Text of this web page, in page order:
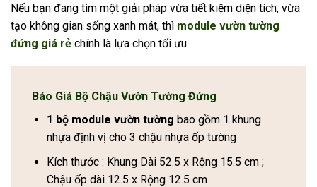
Nếu bạn đang tìm một giải pháp vừa tiết kiệm diện tích, vừa
tạo không gian sống xanh mát, thì module vườn tường
đứng giá rẻ chính là lựa chọn tối ưu.
Báo Giá Bộ Chậu Vườn Tường Đứng
1 bộ module vườn tường bao gồm 1 khung
nhựa định vị cho 3 chậu nhựa ốp tường
Kích thước : Khung Dài 52.5 x Rộng 15.5 cm ;
Chậu ốp dài 12.5 x Rộng 12.5 cm